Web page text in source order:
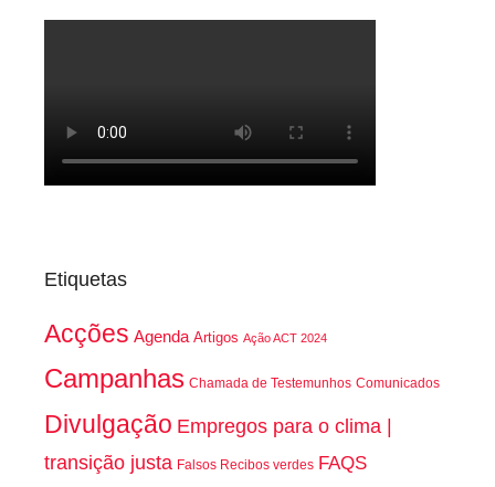
Etiquetas
Acções Agenda Artigos Ação ACT 2024
Campanhas Chamada de Testemunhos Comunicados
Divulgação Empregos para o clima |
transição justa Falsos Recibos verdes FAQS